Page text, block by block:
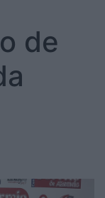
de